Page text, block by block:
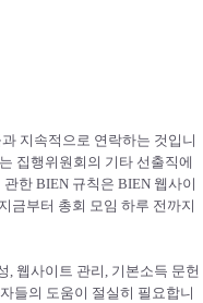
지속적으로 연락하는 것입니
집행위원회의 기타 선출직에
한 BIEN 규칙은 BIEN 웹사이
금부터 총회 모임 하루 전까지
, 웹사이트 관리, 기본소득 문헌
들의 도움이 절실히 필요합니